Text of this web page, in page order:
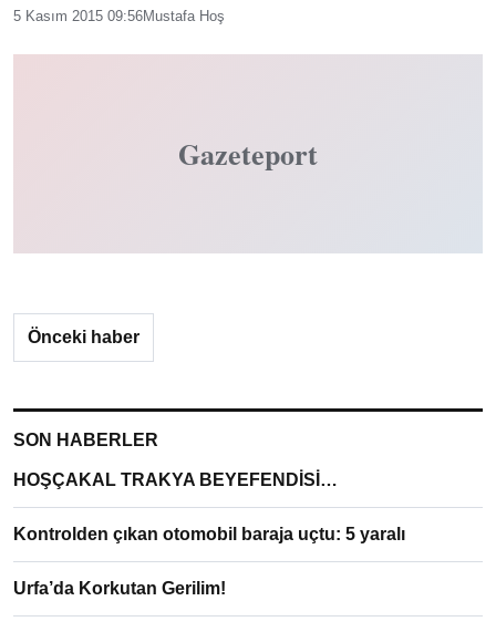
5 Kasım 2015 09:56Mustafa Hoş
Gazeteport
Önceki haber
SON HABERLER
HOŞÇAKAL TRAKYA BEYEFENDİSİ…
Kontrolden çıkan otomobil baraja uçtu: 5 yaralı
Urfa’da Korkutan Gerilim!